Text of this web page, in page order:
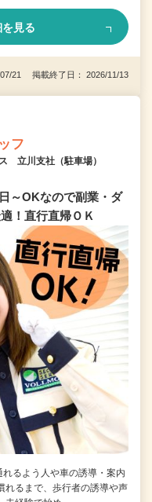
見る
07/21 掲載終了日： 2026/11/13
フ
立川支社（駐車場）
～OKなので副業・ダ
！直行直帰ＯＫ
るよう人や車の誘導・案内
れるまで、歩行者の誘導や声